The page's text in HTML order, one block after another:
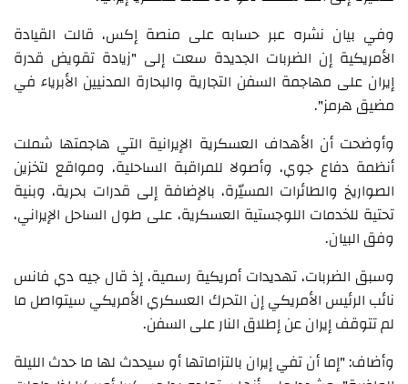
وفي بيان نشره عبر حسابه على منصة إكس، قالت القيادة
الأمريكية إن الضربات الجديدة سعت إلى "زيادة تقويض قدرة
إيران على مهاجمة السفن التجارية والبحارة المدنيين الأبرياء في
مضيق هرمز".
وأوضحت أن الأهداف العسكرية الإيرانية التي هاجمتها شملت
أنظمة دفاع جوي، وأصولا للمراقبة الساحلية، ومواقع لتخزين
الصواريخ والطائرات المسيّرة، بالإضافة إلى قدرات بحرية، وبنية
تحتية للخدمات اللوجستية العسكرية، على طول الساحل الإيراني،
وفق البيان.
وسبق الضربات، تهديدات أمريكية رسمية، إذ قال جيه دي فانس
نائب الرئيس الأمريكي إن التحرك العسكري الأمريكي سيتواصل ما
لم تتوقف إيران عن إطلاق النار على السفن.
وأضاف: "إما أن تفي إيران بالتزاماتها أو سيحدث لها ما حدث الليلة